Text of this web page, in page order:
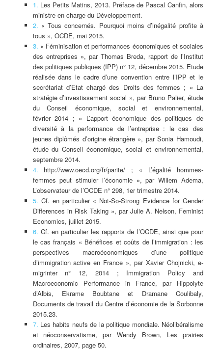
1. Les Petits Matins, 2013. Préface de Pascal Canfin, alors
ministre en charge du Développement.
2. « Tous concernés. Pourquoi moins d’inégalité profite à
tous », OCDE, mai 2015.
3. « Féminisation et performances économiques et sociales
des entreprises », par Thomas Breda, rapport de l’Institut
des politiques publiques (IPP) n° 12, décembre 2015. Etude
réalisée dans le cadre d’une convention entre l’IPP et le
secrétariat d’Etat chargé des Droits des femmes ; « La
stratégie d’investissement social », par Bruno Palier, étude
du Conseil économique, social et environnemental,
février 2014 ; « L’apport économique des politiques de
diversité à la performance de l’entreprise : le cas des
jeunes diplômés d’origine étrangère », par Sonia Hamoudi,
étude du Conseil économique, social et environnemental,
septembre 2014.
4. http://www.oecd.org/fr/parite/ ; « L’égalité hommes-
femmes peut stimuler l’économie », par Willem Adema,
L’observateur de l’OCDE n° 298, 1er trimestre 2014.
5. Cf. en particulier « Not-So-Strong Evidence for Gender
Differences in Risk Taking », par Julie A. Nelson, Feminist
Economics, juillet 2015.
6. Cf. en particulier les rapports de l’OCDE, ainsi que pour
le cas français « Bénéfices et coûts de l’immigration : les
perspectives macroéconomiques d’une politique
d’immigration active en France », par Xavier Chojnicki, e-
migrinter n° 12, 2014 ; Immigration Policy and
Macroeconomic Performance in France, par Hippolyte
d’Albis, Ekrame Boubtane et Dramane Coulibaly,
Documents de travail du Centre d’économie de la Sorbonne
2015.23.
7. Les habits neufs de la politique mondiale. Néolibéralisme
et néoconservatisme, par Wendy Brown, Les prairies
ordinaires, 2007, page 50.